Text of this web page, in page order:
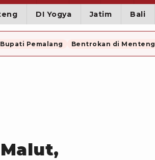
DI Yogya Jatim Bali
Bupati Pemalang Bentrokan di Menteng